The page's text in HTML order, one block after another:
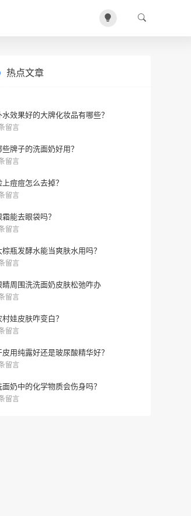
热点文章
水效果好的大牌化妆品有哪些？
留言
些牌子的洗面奶好用？
留言
上痘痘怎么去掉？
留言
霜能去眼袋吗？
留言
棕瓶发酵水能当爽肤水用吗？
留言
睛周围洗洗面奶皮肤松弛咋办
留言
村娃皮肤咋变白？
留言
皮用纯露好还是玻尿酸精华好？
留言
面奶中的化学物质会伤身吗？
留言